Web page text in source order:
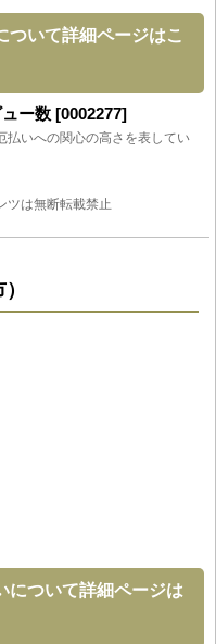
ついて詳細ページはこ
ー数 [0002277]
いへの関心の高さを表してい
ツは無断転載禁止
について詳細ページは